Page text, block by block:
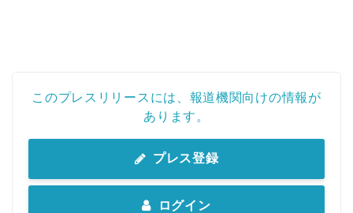
このプレスリリースには、報道機関向けの情報が
あります。
プレス登録
ログイン